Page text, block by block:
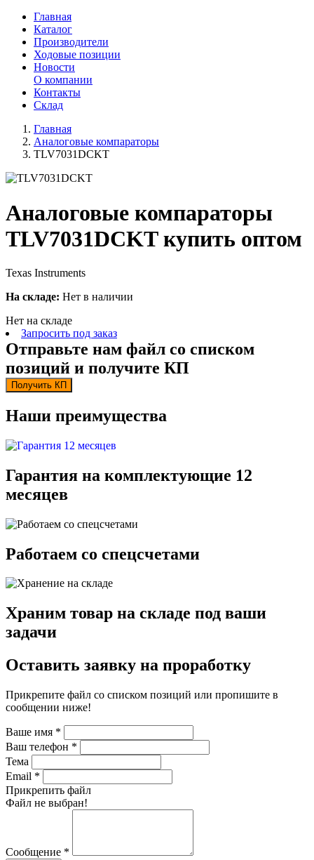
Главная
Каталог
Производители
Ходовые позиции
Новости
О компании
Контакты
Склад
Главная
Аналоговые компараторы
TLV7031DCKT
Аналоговые компараторы
TLV7031DCKT купить оптом
Texas Instruments
На складе: Нет в наличии
Нет на складе
Запросить под заказ
Отправьте нам файл со списком
позиций и получите КП
Получить КП
Наши преимущества
Гарантия на комплектующие 12
месяцев
Работаем со спецсчетами
Храним товар на складе под ваши
задачи
Оставить заявку на проработку
Прикрепите файл со списком позиций или пропишите в
сообщении ниже!
Ваше имя *
Ваш телефон *
Тема
Email *
Прикрепить файл
Файл не выбран!
Сообщение *